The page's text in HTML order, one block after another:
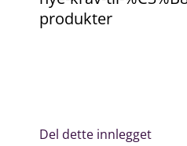
produkter
Del dette innlegget